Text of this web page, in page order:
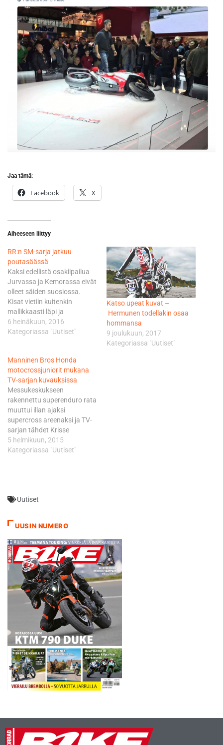
Jaa tämä:
Facebook X
Aiheeseen liittyy
RR:n SM-sarja jatkuu
poutasäässä
Kaksi edellistä osakilpailua
Jurvassa ja Kemorassa eivät
olleet säiden suosiossa.
Kisat vietiin kuitenkin
mallikkaasti läpi ja
molemmat viikonloput
tarjosivat hyvää
Parhaimmillaan laji on
kuitenkin kuivassa
poutasäässä ja nyt
odotukset ovat korkealla
kelien suhteen. Vaikka
kilpailu ajetaankin
naapurimaan hienolla
radalla, on formaatti
kisaviikonlopulle kotimaan
osakilpailuista tuttu.
6 heinäkuun, 2016
Kategoriassa "Uutiset"
Katso upeat kuvat –
Hermunen todellakin osaa
hommansa
9 joulukuun, 2017
Kategoriassa "Uutiset"
Manninen Bros Honda
motocrossjuniorit mukana
TV-sarjan kuvauksissa
Messukeskukseen
rakennettu superenduro rata
muuttui illan ajaksi
supercross areenaksi ja TV-
sarjan tähdet Krisse
Salminen ja Pirjo Heikkilä
suuntasivat radalle
nähdä miten tv-ohjelmaa
kuinka monta kertaa sama
kohtaus kuvataan eri
kuvakulmista ja kuinka
paljon henkilökuntaa on…
5 helmikuun, 2015
Kategoriassa "Uutiset"
Uutiset
UUSIN NUMERO